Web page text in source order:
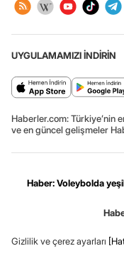
UYGULAMAMIZI İNDİRİN
Haberler.com: Türkiye’nin
ve en güncel gelişmeler
Haber: Voleybolda
Gizlilik ve çerez ayarları